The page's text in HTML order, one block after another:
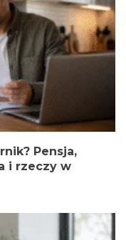
Pensja,
i rzeczy w